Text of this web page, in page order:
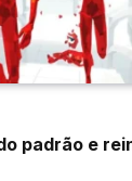
padrão e